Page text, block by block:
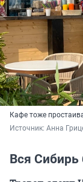
Кафе тоже
Источник: Анна
Вся Сибирь